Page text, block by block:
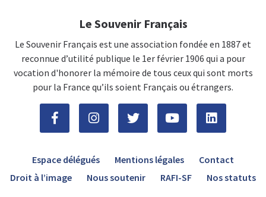
Le Souvenir Français
Le Souvenir Français est une association fondée en 1887 et
reconnue d’utilité publique le 1er février 1906 qui a pour
vocation d'honorer la mémoire de tous ceux qui sont morts
pour la France qu’ils soient Français ou étrangers.
Espace délégués Mentions légales
Contact
Droit à l’image
Nous soutenir RAFI-SF Nos statuts